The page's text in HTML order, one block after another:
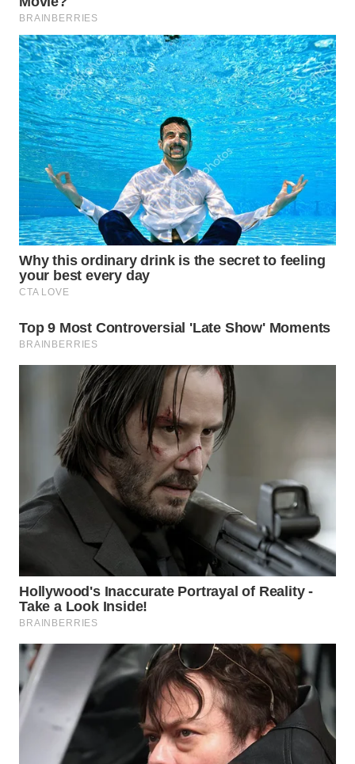
WN
PAKPAK
WN
KARAWANG
WN
BEKASI
WN
BOGOR
WN
DEPOK
WN
UTARA
SAMOSIR
WN
PADANG
LAWAS
WN
CIANJUR
KEPULAUAN
SERIBU
WN
TANGERANG